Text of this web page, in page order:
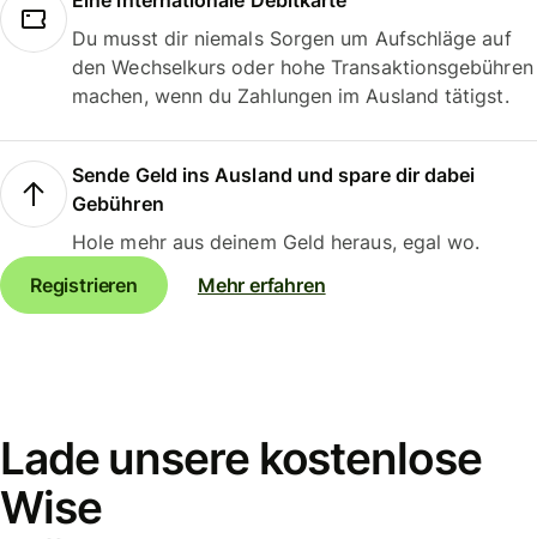
Du musst dir niemals Sorgen um Aufschläge auf
den Wechselkurs oder hohe Transaktionsgebühren
machen, wenn du Zahlungen im Ausland tätigst.
Sende Geld ins Ausland und spare dir dabei
Gebühren
Hole mehr aus deinem Geld heraus, egal wo.
Registrieren
Mehr erfahren
Lade unsere kostenlose
Wise